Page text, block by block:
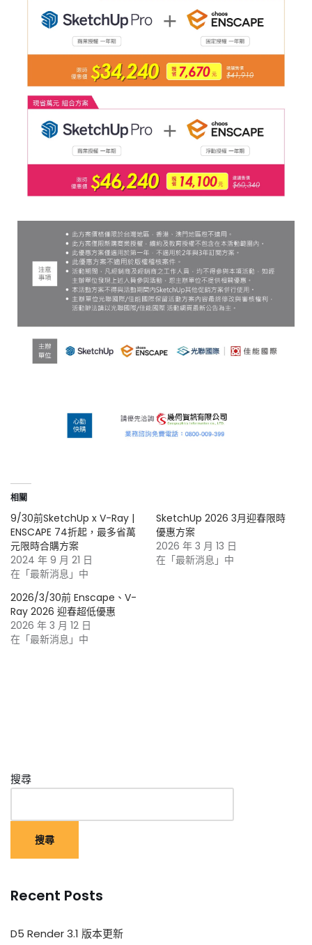
相關
9/30前SketchUp x V-Ray |
ENSCAPE 74折起，最多省萬
元限時合購方案
2024 年 9 月 21 日
在「最新消息」中
SketchUp 2026 3月迎春限時
優惠方案
2026 年 3 月 13 日
在「最新消息」中
2026/3/30前 Enscape、V-
Ray 2026 迎春超低優惠
2026 年 3 月 12 日
在「最新消息」中
搜尋
搜尋
Recent Posts
D5 Render 3.1 版本更新